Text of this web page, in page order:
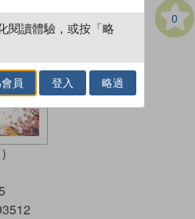
0
閱讀體驗，或按「略
員 登入 略過